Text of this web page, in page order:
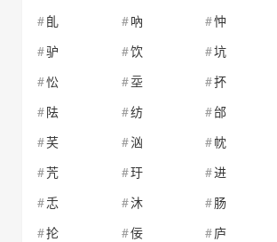
臫
吶 忡
驴
饮 坑
忪
坖 抔
阹
纺 邰
芺
汹 帎
苀
玗 进
忎
沐 肠
抡
佞 庐